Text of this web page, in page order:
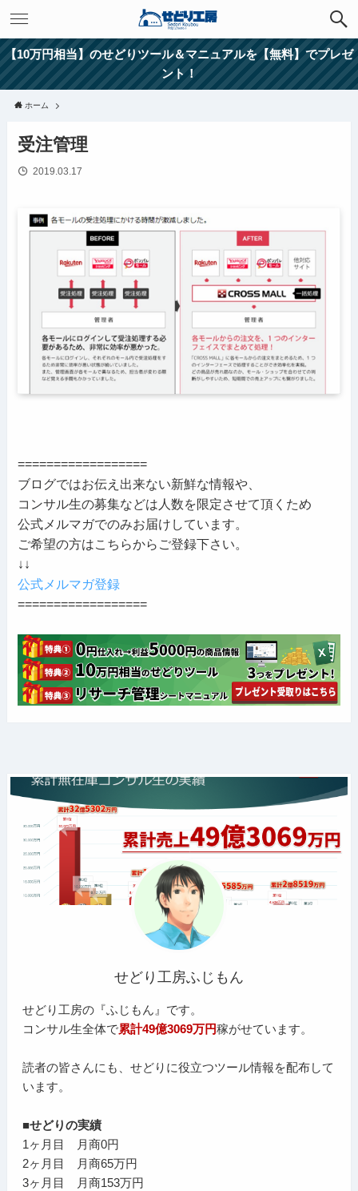
【10万円相当】のせどりツール＆マニュアルを【無料】でプレゼ
ント！
ホーム
受注管理
2019.03.17
==================
ブログではお伝え出来ない新鮮な情報や、
コンサル生の募集などは人数を限定させて頂くため
公式メルマガでのみお届けしています。
ご希望の方はこちらからご登録下さい。
↓↓
公式メルマガ登録
==================
せどり工房ふじもん
せどり工房の『ふじもん』です。
コンサル生全体で累計49億3069万円稼がせています。
読者の皆さんにも、せどりに役立つツール情報を配布して
います。
■せどりの実績
1ヶ月目 月商0円
2ヶ月目 月商65万円
3ヶ月目 月商153万円